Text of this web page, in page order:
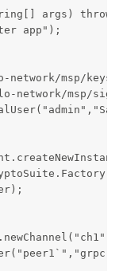
args) throws
app");
network/msp/
network/msp/